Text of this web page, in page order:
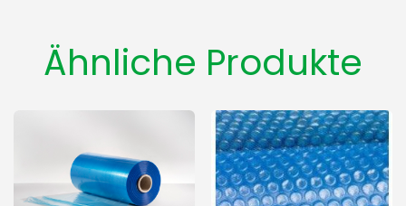
Ähnliche Produkte